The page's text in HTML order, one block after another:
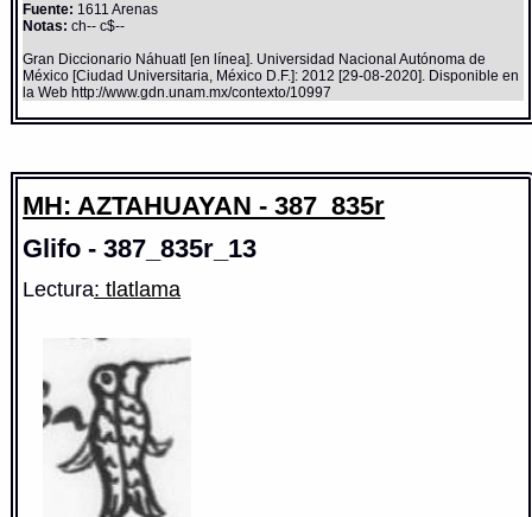
Fuente: 1611 Arenas
Notas: ch-- c$--
Gran Diccionario Náhuatl [en línea]. Universidad Nacional Autónoma de
México [Ciudad Universitaria, México D.F.]: 2012 [29-08-2020]. Disponible en
la Web http://www.gdn.unam.mx/contexto/10997
MH: AZTAHUAYAN - 387_835r
Glifo - 387_835r_13
Lectura: tlatlama